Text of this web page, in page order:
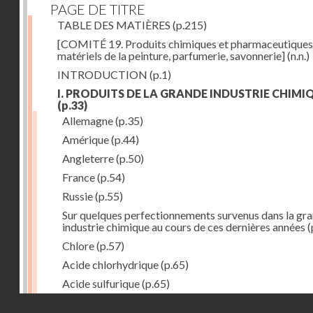
PAGE DE TITRE
TABLE DES MATIÈRES (p.215)
[COMITÉ 19. Produits chimiques et
matériels de la peinture, parfumerie, savonnerie](n.n.)
INTRODUCTION (p.1)
I. PRODUITS DE LA GRANDE INDUSTRIE
(p.33)
Allemagne(p.35)
Amérique(p.44)
Angleterre(p.50)
France(p.54)
Russie(p.55)
Sur quelques perfectionnements survenus dans la
industrie chimique au cours de ces dernières années
Chlore(p.57)
Acide chlorhydrique(p.65)
Acide sulfurique(p.65)